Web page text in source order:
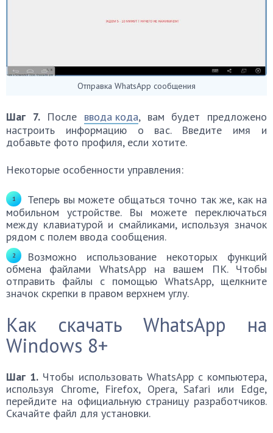
Отправка WhatsApp сообщения
Шаг 7.После ввода кода, вам будет предложено
настроить информацию о вас. Введите имя и
добавьте фото профиля, если хотите.
Некоторые особенности управления:
Теперь вы можете общаться точно так же, как на
мобильном устройстве. Вы можете переключаться
между клавиатурой и смайликами, используя значок
рядом с полем ввода сообщения.
Возможно использование некоторых функций
обмена файлами WhatsApp на вашем ПК. Чтобы
отправить файлы с помощью WhatsApp, щелкните
значок скрепки в правом верхнем углу.
Как скачать WhatsApp на
Windows 8+
Шаг 1. Чтобы использовать WhatsApp с компьютера,
используя Chrome, Firefox, Opera, Safari или Edge,
перейдите на официальную страницу разработчиков.
Скачайте файл для установки.